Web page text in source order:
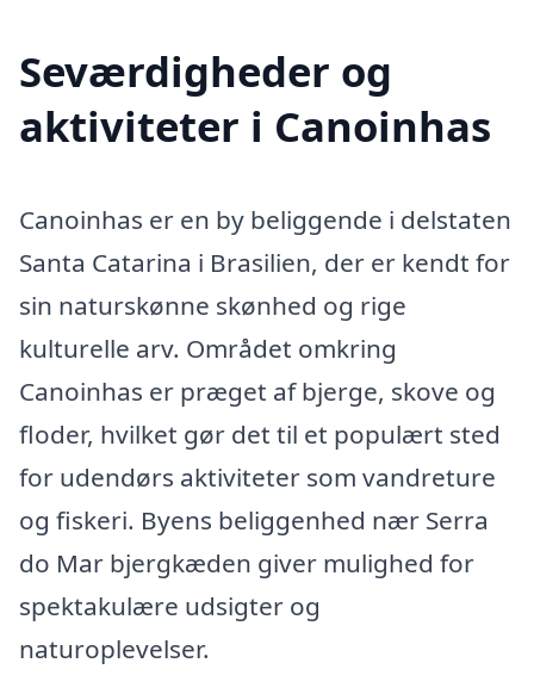
Seværdigheder og
aktiviteter i Canoinhas
Canoinhas er en by beliggende i delstaten
Santa Catarina i Brasilien, der er kendt for
sin naturskønne skønhed og rige
kulturelle arv. Området omkring
Canoinhas er præget af bjerge, skove og
floder, hvilket gør det til et populært sted
for udendørs aktiviteter som vandreture
og fiskeri. Byens beliggenhed nær Serra
do Mar bjergkæden giver mulighed for
spektakulære udsigter og
naturoplevelser.